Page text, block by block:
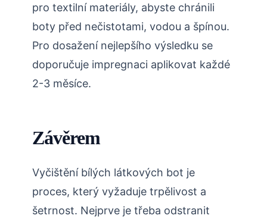
pro textilní materiály, abyste chránili
boty před nečistotami, vodou a špínou.
Pro dosažení nejlepšího výsledku se
doporučuje impregnaci aplikovat každé
2-3 měsíce.
Závěrem
Vyčištění bílých látkových bot je
proces, který vyžaduje trpělivost a
šetrnost. Nejprve je třeba odstranit